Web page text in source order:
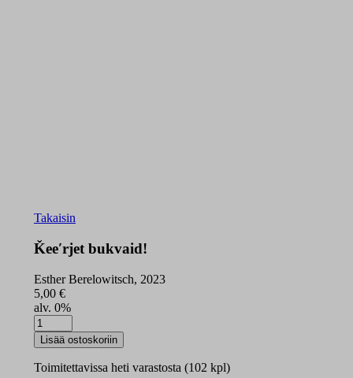
Takaisin
Ǩeeʹrjet bukvaid!
Esther Berelowitsch, 2023
5,00 €
alv. 0%
Ǩeeʹrjet
bukvaid!
määrä
Lisää ostoskoriin
Toimitettavissa heti varastosta (102 kpl)